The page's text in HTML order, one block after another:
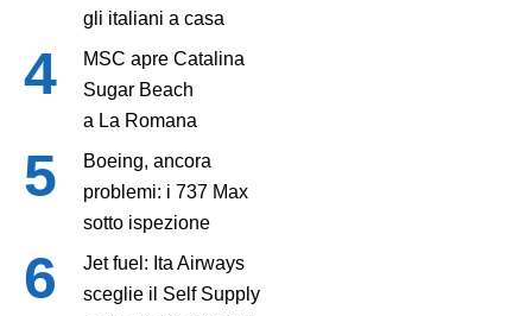
gli italiani a casa
MSC apre Catalina
Sugar Beach
a La Romana
Boeing, ancora
problemi: i 737 Max
sotto ispezione
Jet fuel: Ita Airways
sceglie il Self Supply